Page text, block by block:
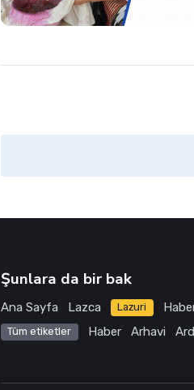
Şunlara da bir bak
Ana Sayfa Lazca Lazuri
Tüm etiketler Haber Arhavi